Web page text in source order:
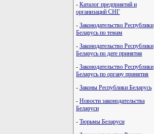
- Каталог предприятий и
организаций СНГ
- Законодательство Республики
Беларусь по темам
- Законодательство Республики
Беларусь по дате принятия
- Законодательство Республики
Беларусь по органу принятия
- Законы Республики Беларусь
- Новости законодательства
Беларуси
- Тюрьмы Беларуси